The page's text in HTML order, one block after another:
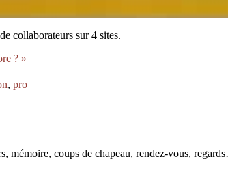
collaborateurs sur 4 sites.
? »
, pro
mémoire, coups de chapeau, rendez-vous,